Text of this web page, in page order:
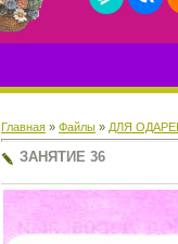
Главная » Файлы » ДЛЯ
ЗАНЯТИЕ 36